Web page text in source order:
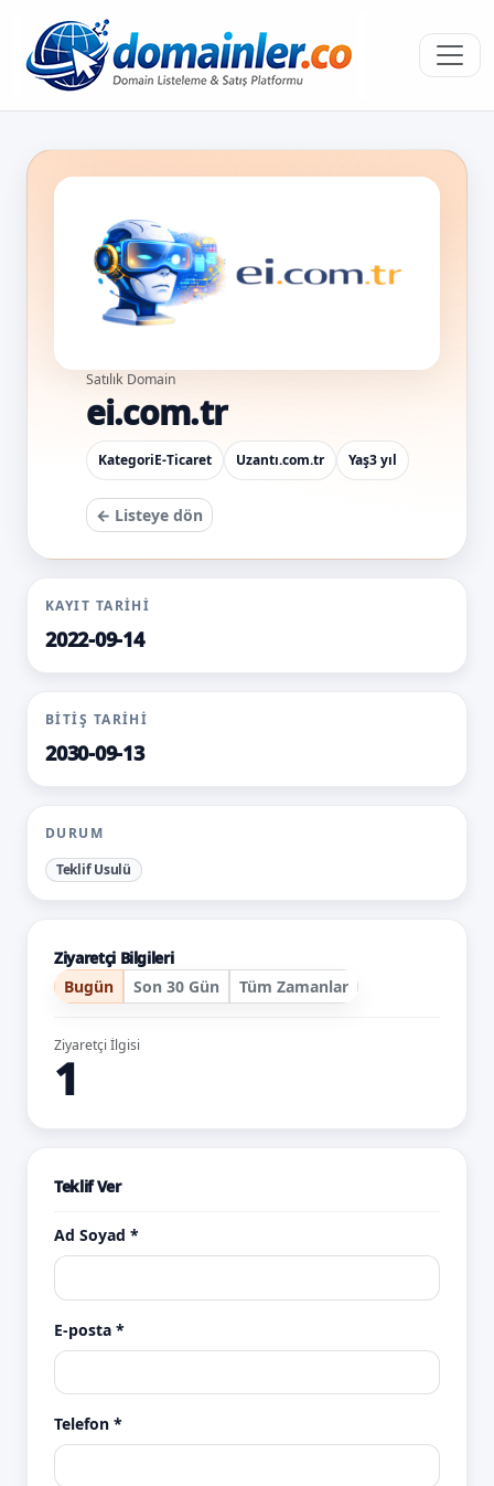
Satılık Domain
ei.com.tr
KategoriE-Ticaret Uzantı.com.tr Yaş3 yıl
← Listeye dön
KAYIT TARIHI
2022-09-14
BITIŞ TARIHI
2030-09-13
DURUM
Teklif Usulü
Ziyaretçi Bilgileri
Bugün
Son 30 Gün Tüm Zamanlar
Ziyaretçi İlgisi
1
Teklif Ver
Ad Soyad *
E-posta *
Telefon *